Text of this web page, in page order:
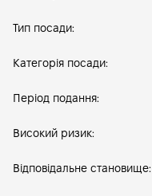
Тип посади:
Категорія посади:
Період подання:
Високий ризик:
Відповідальне становище: